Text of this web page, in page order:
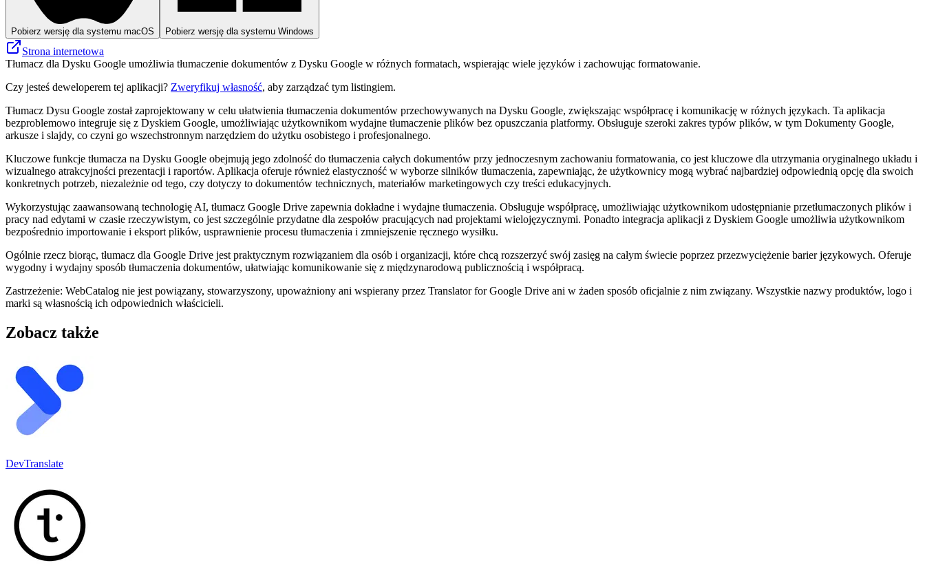
Pobierz wersję dla systemu macOS Pobierz wersję dla systemu Windows
Strona internetowa
Tłumacz dla Dysku Google umożliwia tłumaczenie dokumentów z Dysku Google w różnych formatach, wspierając wiele języków i zachowując formatowanie.
Czy jesteś deweloperem tej aplikacji? Zweryfikuj własność, aby zarządzać tym listingiem.
Tłumacz Dysu Google został zaprojektowany w celu ułatwienia tłumaczenia dokumentów przechowywanych na Dysku Google, zwiększając współpracę i komunikację w różnych językach. Ta aplikacja
bezproblemowo integruje się z Dyskiem Google, umożliwiając użytkownikom wydajne tłumaczenie plików bez opuszczania platformy. Obsługuje szeroki zakres typów plików, w tym Dokumenty Google,
arkusze i slajdy, co czyni go wszechstronnym narzędziem do użytku osobistego i profesjonalnego.
Kluczowe funkcje tłumacza na Dysku Google obejmują jego zdolność do tłumaczenia całych dokumentów przy jednoczesnym zachowaniu formatowania, co jest kluczowe dla utrzymania oryginalnego układu i
wizualnego atrakcyjności prezentacji i raportów. Aplikacja oferuje również elastyczność w wyborze silników tłumaczenia, zapewniając, że użytkownicy mogą wybrać najbardziej odpowiednią opcję dla swoich
konkretnych potrzeb, niezależnie od tego, czy dotyczy to dokumentów technicznych, materiałów marketingowych czy treści edukacyjnych.
Wykorzystując zaawansowaną technologię AI, tłumacz Google Drive zapewnia dokładne i wydajne tłumaczenia. Obsługuje współpracę, umożliwiając użytkownikom udostępnianie przetłumaczonych plików i
pracy nad edytami w czasie rzeczywistym, co jest szczególnie przydatne dla zespołów pracujących nad projektami wielojęzycznymi. Ponadto integracja aplikacji z Dyskiem Google umożliwia użytkownikom
bezpośrednio importowanie i eksport plików, usprawnienie procesu tłumaczenia i zmniejszenie ręcznego wysiłku.
Ogólnie rzecz biorąc, tłumacz dla Google Drive jest praktycznym rozwiązaniem dla osób i organizacji, które chcą rozszerzyć swój zasięg na całym świecie poprzez przezwyciężenie barier językowych. Oferuje
wygodny i wydajny sposób tłumaczenia dokumentów, ułatwiając komunikowanie się z międzynarodową publicznością i współpracą.
Zastrzeżenie: WebCatalog nie jest powiązany, stowarzyszony, upoważniony ani wspierany przez Translator for Google Drive ani w żaden sposób oficjalnie z nim związany. Wszystkie nazwy produktów, logo i
marki są własnością ich odpowiednich właścicieli.
Zobacz także
DevTranslate